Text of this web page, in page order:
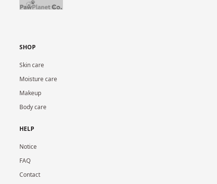
SHOP
Skin care
Moisture care
Makeup
Body care
HELP
Notice
FAQ
Contact